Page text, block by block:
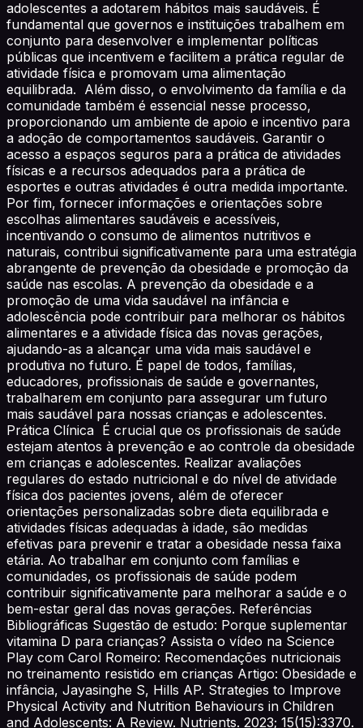
adolescentes a adotarem hábitos mais saudáveis. É
fundamental que governos e instituições trabalhem em
conjunto para desenvolver e implementar políticas
públicas que incentivem e facilitem a prática regular de
atividade física e promovam uma alimentação
equilibrada. Além disso, o envolvimento da família e da
comunidade também é essencial nesse processo,
proporcionando um ambiente de apoio e incentivo para
a adoção de comportamentos saudáveis. Garantir o
acesso a espaços seguros para a prática de atividades
físicas e a recursos adequados para a prática de
esportes e outras atividades é outra medida importante.
Por fim, fornecer informações e orientações sobre
escolhas alimentares saudáveis e acessíveis,
incentivando o consumo de alimentos nutritivos e
naturais, contribui significativamente para uma estratégia
abrangente de prevenção da obesidade e promoção da
saúde nas escolas. A prevenção da obesidade e a
promoção de uma vida saudável na infância e
adolescência pode contribuir para melhorar os hábitos
alimentares e a atividade física das novas gerações,
ajudando-as a alcançar uma vida mais saudável e
produtiva no futuro. É papel de todos, famílias,
educadores, profissionais de saúde e governantes,
trabalharem em conjunto para assegurar um futuro
mais saudável para nossas crianças e adolescentes.
Prática Clínica É crucial que os profissionais de saúde
estejam atentos à prevenção e ao controle da obesidade
em crianças e adolescentes. Realizar avaliações
regulares do estado nutricional e do nível de atividade
física dos pacientes jovens, além de oferecer
orientações personalizadas sobre dieta equilibrada e
atividades físicas adequadas à idade, são medidas
efetivas para prevenir e tratar a obesidade nessa faixa
etária. Ao trabalhar em conjunto com famílias e
comunidades, os profissionais de saúde podem
contribuir significativamente para melhorar a saúde e o
bem-estar geral das novas gerações. Referências
Bibliográficas Sugestão de estudo: Porque suplementar
vitamina D para crianças? Assista o vídeo na Science
Play com Carol Romeiro: Recomendações nutricionais
no treinamento resistido em crianças Artigo: Obesidade e
infância, Jayasinghe S, Hills AP. Strategies to Improve
Physical Activity and Nutrition Behaviours in Children
and Adolescents: A Review. Nutrients. 2023; 15(15):3370.